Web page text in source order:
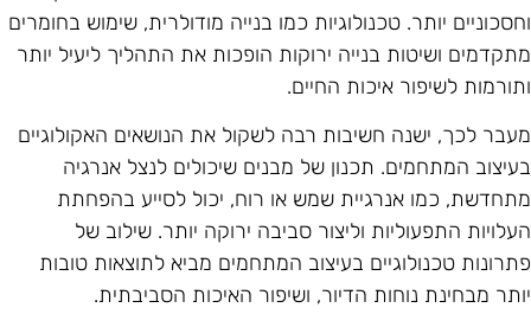
יותר. טכנולוגיות כמו בנייה מודולרית, שימוש בחומרים
ושיטות בנייה ירוקות הופכות את התהליך ליעיל יותר
לשיפור איכות החיים.
לכך, ישנה חשיבות רבה לשקול את הנושאים האקולוגיים
המתחמים. תכנון של מבנים שיכולים לנצל אנרגיה
כמו אנרגיית שמש או רוח, יכול לסייע בהפחתת
התפעוליות וליצור סביבה ירוקה יותר. שילוב של
טכנולוגיים בעיצוב המתחמים מביא לתוצאות טובות
מבחינת נוחות הדיור, ושיפור האיכות הסביבתית.